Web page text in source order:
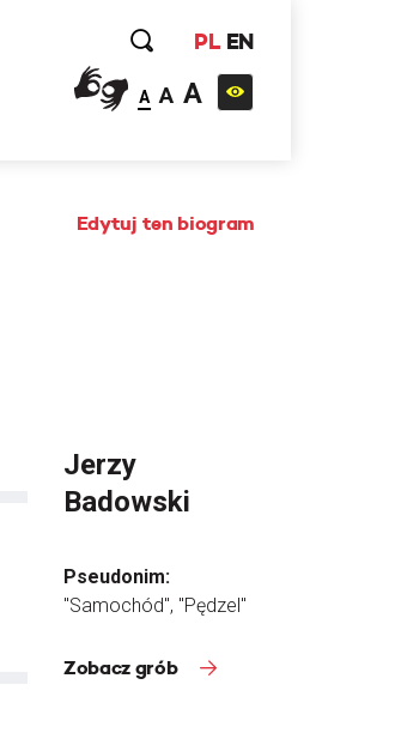
PL EN
A A A
Edytuj ten biogram
Jerzy
Badowski
Pseudonim:
"Samochód", "Pędzel"
Zobacz grób